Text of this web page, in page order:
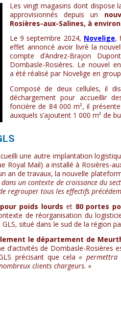
Les vingt magasins dont dispose
approvisionnés depuis un
Rosières-aux-Salines, à
Le 9 septembre 2024, Novelige,
effet annoncé avoir livré la
compte d’Andrez-Brajon
Dombasle-Rosières. Le nouvel
a été réalisé par Novelige en
Composé de deux cellules, il
déchargement pour accueillir
foncière de 84 000 m², il
auxquels s’ajoutent 1 000 m² de
une autre implantation
Royal Mail) a installé à Rosières-
an de travaux, la nouvelle
un contexte de croissance du
regrouper tous les effectifs
poids lourds et 80 portes
de réorganisation du
situé dans le sud de la région
le département de
d’activités de Dombasle-Rosières
précisant que cela« permettra
clients chargeurs. »